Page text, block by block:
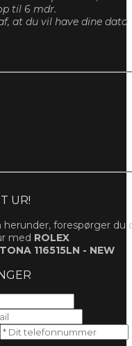
til 6 mdr.
at du vil have dine data
UR!
forespørger du
med ROLEX
116515LN - NEW